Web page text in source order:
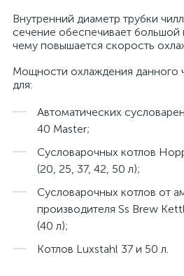
Внутренний диаметр трубки
сечение обеспечивает большой
чему повышается скорость
Мощности охлаждения данного
для:
Автоматических
40 Master;
Сусловарочных котлов
(20, 25, 37, 42, 50 л);
Сусловарочных котлов от
производителя Ss Brew
(40 л);
Котлов Luxstahl 37 и 50 л.